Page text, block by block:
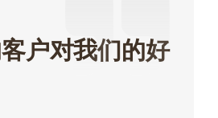
户对我们的好